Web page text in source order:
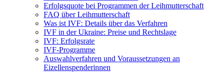
Erfolgsquote bei Programmen der Leihmutterschaft
FAQ über Leihmutterschaft
Was ist IVF: Details über das Verfahren
IVF in der Ukraine: Preise und Rechtslage
IVF: Erfolgsrate
IVF-Programme
Auswahlverfahren und Voraussetzungen an
Eizellenspenderinnen